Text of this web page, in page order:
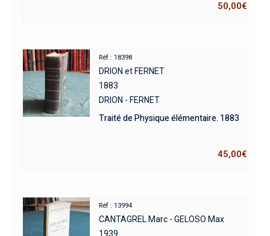
50,00€
Réf : 18398
DRION et FERNET
1883
DRION - FERNET
Traité de Physique élémentaire. 1883
45,00€
Réf : 13994
CANTAGREL Marc - GELOSO Max
1939